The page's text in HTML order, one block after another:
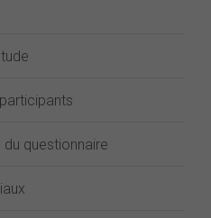
questionnaire